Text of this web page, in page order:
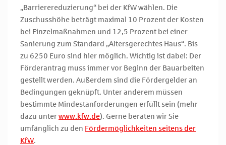
„Barrierereduzierung“ bei der KfW wählen. Die
Zuschusshöhe beträgt maximal 10 Prozent der Kosten
bei Einzelmaßnahmen und 12,5 Prozent bei einer
Sanierung zum Standard „Altersgerechtes Haus“. Bis
zu 6250 Euro sind hier möglich. Wichtig ist dabei: Der
Förderantrag muss immer vor Beginn der Bauarbeiten
gestellt werden. Außerdem sind die Fördergelder an
Bedingungen geknüpft. Unter anderem müssen
bestimmte Mindestanforderungen erfüllt sein (mehr
dazu unterwww.kfw.de). Gerne beraten wir Sie
umfänglich zu den Fördermöglichkeiten seitens der
KfW.